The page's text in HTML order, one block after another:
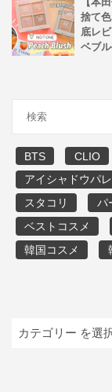
捨て
底レ
ベブ
BTS CLIO
アイシャドウパ
スタコリ
パ
ベストコスメ
韓国コスメ